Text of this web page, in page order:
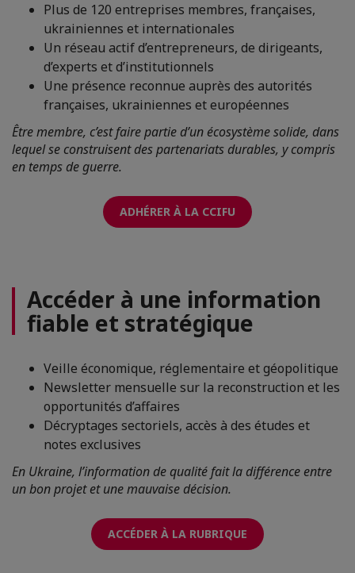
Plus de 120 entreprises membres, françaises,
ukrainiennes et internationales
Un réseau actif d’entrepreneurs, de dirigeants,
d’experts et d’institutionnels
Une présence reconnue auprès des autorités
françaises, ukrainiennes et européennes
Être membre, c’est faire partie d’un écosystème solide, dans
lequel se construisent des partenariats durables, y compris
en temps de guerre.
ADHÉRER À LA CCIFU
Accéder à une information
fiable et stratégique
Veille économique, réglementaire et géopolitique
Newsletter mensuelle sur la reconstruction et les
opportunités d’affaires
Décryptages sectoriels, accès à des études et
notes exclusives
En Ukraine, l’information de qualité fait la différence entre
un bon projet et une mauvaise décision.
ACCÉDER À LA RUBRIQUE